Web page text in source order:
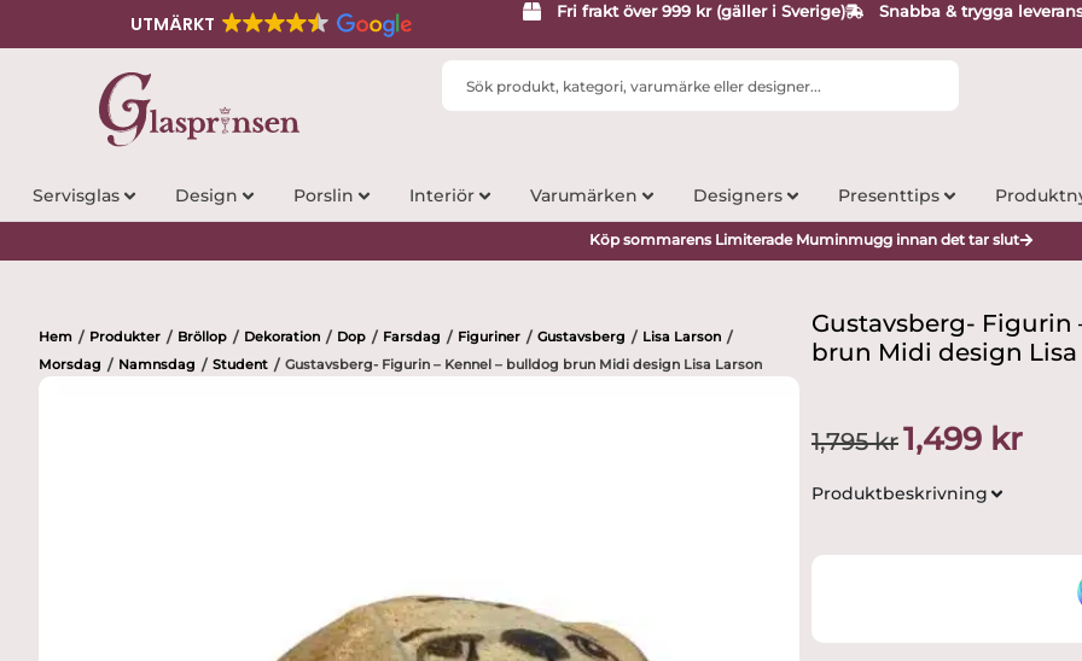
UTMÄRKT
Fri frakt över 999 kr (gäller i Sverige) Snabba & trygga
Search
Servisglas Design Porslin Interiör Varumärken Designers Presenttips
Köp sommarens Limiterade Muminmugg innan det tar slut
Hem / Produkter / Bröllop / Dekoration / Dop / Farsdag / Figuriner / Gustavsberg / Lisa Larson /
Morsdag / Namnsdag / Student / Gustavsberg- Figurin – Kennel – bulldog brun Midi design Lisa Larson
Gustavsberg- Figurin
brun Midi design Lisa
1,795kr Det
ursprungliga
priset
1,499 krDet
Produktbeskrivning